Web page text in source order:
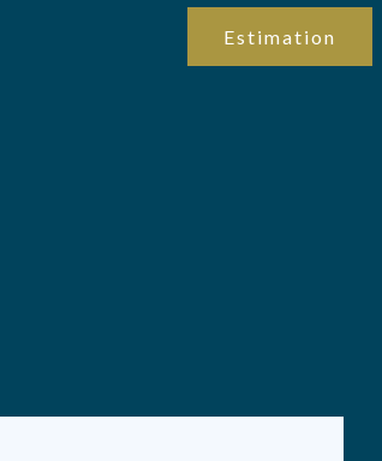
Estimation